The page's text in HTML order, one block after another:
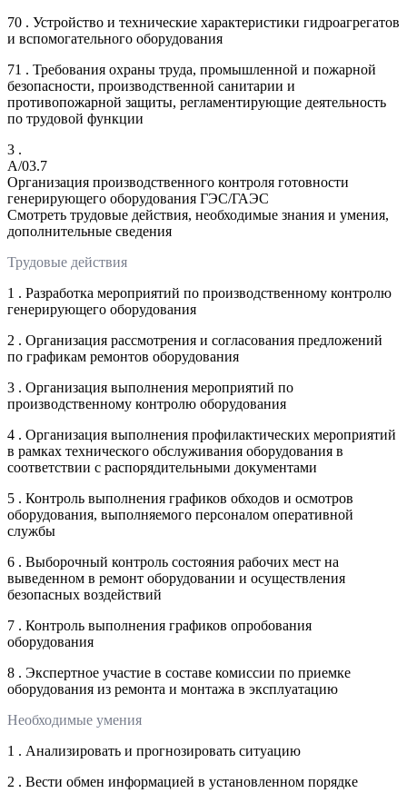
70 . Устройство и технические характеристики гидроагрегатов
и вспомогательного оборудования
71 . Требования охраны труда, промышленной и пожарной
безопасности, производственной санитарии и
противопожарной защиты, регламентирующие деятельность
по трудовой функции
3 .
A/03.7
Организация производственного контроля готовности
генерирующего оборудования ГЭС/ГАЭС
Смотреть трудовые действия, необходимые знания и умения,
дополнительные сведения
Трудовые действия
1 . Разработка мероприятий по производственному контролю
генерирующего оборудования
2 . Организация рассмотрения и согласования предложений
по графикам ремонтов оборудования
3 . Организация выполнения мероприятий по
производственному контролю оборудования
4 . Организация выполнения профилактических мероприятий
в рамках технического обслуживания оборудования в
соответствии с распорядительными документами
5 . Контроль выполнения графиков обходов и осмотров
оборудования, выполняемого персоналом оперативной
службы
6 . Выборочный контроль состояния рабочих мест на
выведенном в ремонт оборудовании и осуществления
безопасных воздействий
7 . Контроль выполнения графиков опробования
оборудования
8 . Экспертное участие в составе комиссии по приемке
оборудования из ремонта и монтажа в эксплуатацию
Необходимые умения
1 . Анализировать и прогнозировать ситуацию
2 . Вести обмен информацией в установленном порядке